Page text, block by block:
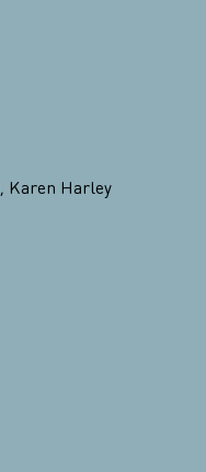
, Karen Harley